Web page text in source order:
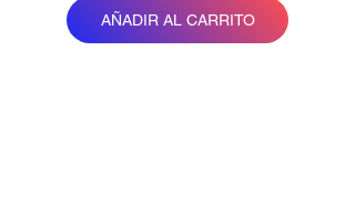
AÑADIR AL CARRITO